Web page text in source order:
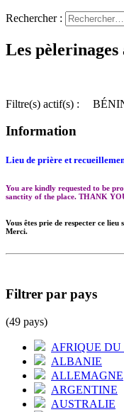
Rechercher :
Les pèlerinages
Filtre(s) actif(s) :
Information
Lieu de prière et
You are kindly requested to be
sanctity of the place. THANK
Vous êtes prie de respecter ce
Merci.
Filtrer par pays
(49 pays)
AFRIQUE DU
ALBANIE
ALLEMAGNE
ARGENTINE
AUSTRALIE